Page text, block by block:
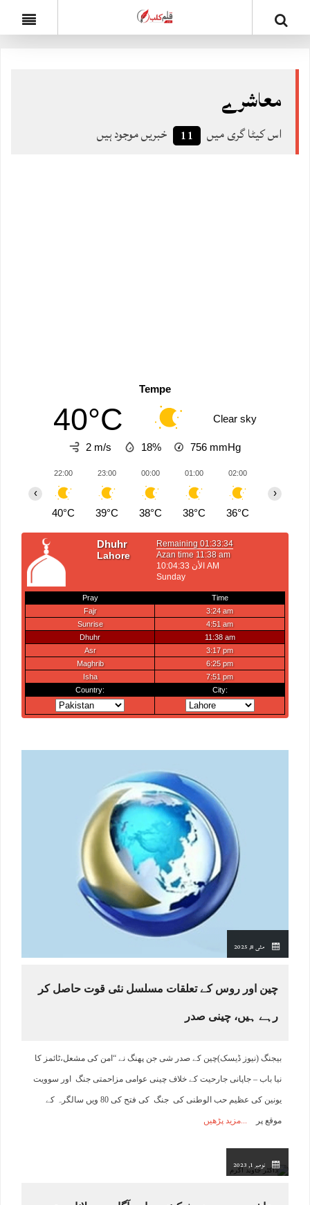
معاشرے
اس کیٹا گری میں 11 خبریں موجود ہیں
Tempe
40°C Clear sky
2 m/s 18% 756 mmHg
22:00
40°C
23:00
39°C
00:00
38°C
01:00
38°C
02:00
36°C
‹ ›
مئی 8, 2025
چین اور روس کے تعلقات مسلسل نئی قوت حاصل کر
رہے ہیں، چینی صدر
بیجنگ (نیوز ڈیسک)چین کے صدر شی جن پھنگ نے “امن کی مشعل،ٹائمز کا
نیا باب – جاپانی جارحیت کے خلاف چینی عوامی مزاحمتی جنگ اور سوویت
یونین کی عظیم حب الوطنی کی جنگ کی فتح کی 80 ویں سالگرہ کے
موقع پر مزید پڑھیں
نومبر 1, 2023